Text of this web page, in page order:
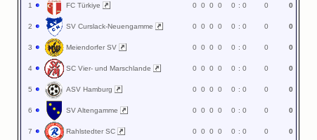
1 FC Türkiye 0 0 0 0 0 : 0 0 0
2 SV Curslack-Neuengamme 0 0 0 0 0 : 0 0 0
3 Meiendorfer SV 0 0 0 0 0 : 0 0 0
4 SC Vier- und Marschlande 0 0 0 0 0 : 0 0 0
5 ASV Hamburg 0 0 0 0 0 : 0 0 0
6 SV Altengamme 0 0 0 0 0 : 0 0 0
7 Rahlstedter SC 0 0 0 0 0 : 0 0 0